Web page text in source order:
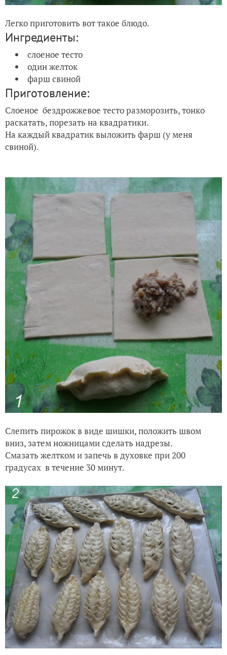
Легко приготовить вот такое блюдо.
Ингредиенты:
слоеное тесто
один желток
фарш свиной
Приготовление:
Слоеное бездрожжевое тесто разморозить, тонко
раскатать, порезать на квадратики.
На каждый квадратик выложить фарш (у меня
свиной).
Слепить пирожок в виде шишки, положить швом
вниз, затем ножницами сделать надрезы.
Смазать желтком и запечь в духовке при 200
градусах в течение 30 минут.